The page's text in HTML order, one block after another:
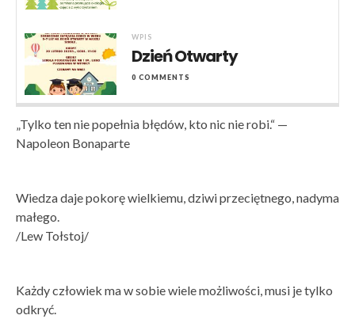
WPIS
Dzień Otwarty
0 COMMENTS
„Tylko ten nie popełnia błędów, kto nic nie robi.“ —
Napoleon Bonaparte
Wiedza daje pokorę wielkiemu, dziwi przeciętnego, nadyma
małego.
/Lew Tołstoj/
Każdy człowiek ma w sobie wiele możliwości, musi je tylko
odkryć.